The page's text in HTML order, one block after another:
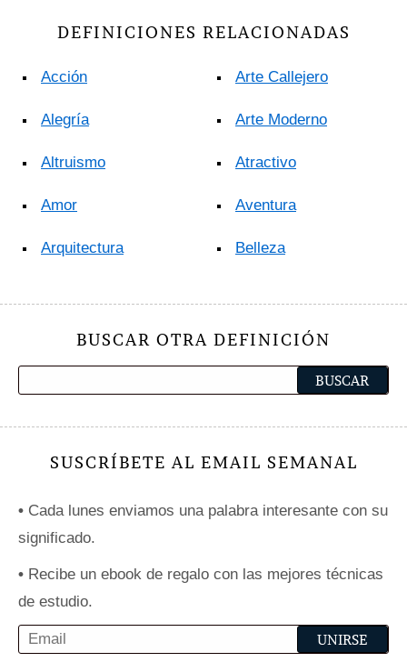
DEFINICIONES RELACIONADAS
Acción
Alegría
Altruismo
Amor
Arquitectura
Arte Callejero
Arte Moderno
Atractivo
Aventura
Belleza
BUSCAR OTRA DEFINICIÓN
SUSCRÍBETE AL EMAIL SEMANAL
• Cada lunes enviamos una palabra interesante con su
significado.
• Recibe un ebook de regalo con las mejores técnicas
de estudio.